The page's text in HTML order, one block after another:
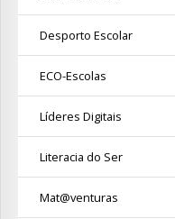
Desporto Escolar
ECO-Escolas
Líderes Digitais
Literacia do Ser
Mat@venturas